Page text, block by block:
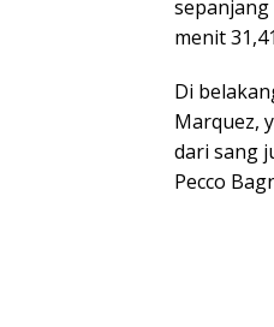
menit
Di
Marquez,
dari sang
Pecco